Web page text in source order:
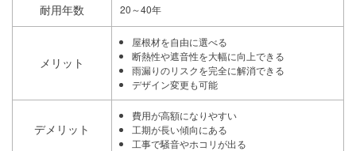
耐用年数 20～40年
メリット
屋根材を自由に選べる
断熱性や遮音性を大幅に向上できる
雨漏りのリスクを完全に解消できる
デザイン変更も可能
デメリット
費用が高額になりやすい
工期が長い傾向にある
工事で騒音やホコリが出る